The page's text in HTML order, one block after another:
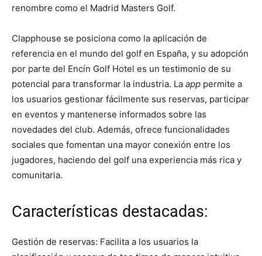
renombre como el Madrid Masters Golf​​.
Clapphouse se posiciona como la aplicación de
referencia en el mundo del golf en España, y su adopción
por parte del Encín Golf Hotel es un testimonio de su
potencial para transformar la industria. La app permite a
los usuarios gestionar fácilmente sus reservas, participar
en eventos y mantenerse informados sobre las
novedades del club. Además, ofrece funcionalidades
sociales que fomentan una mayor conexión entre los
jugadores, haciendo del golf una experiencia más rica y
comunitaria.
Características destacadas:
Gestión de reservas: Facilita a los usuarios la